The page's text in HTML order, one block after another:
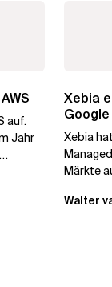
auf.
Jahr
Xebia
den
Xebia
Märkte
Walter